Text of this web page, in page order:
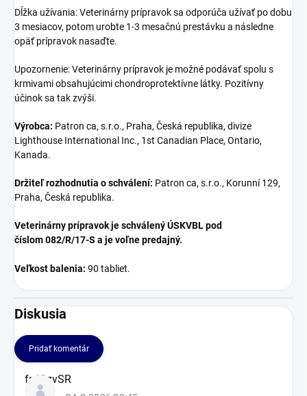
Dĺžka užívania: Veterinárny prípravok sa odporúča užívať po dobu
3 mesiacov, potom urobte 1-3 mesačnú prestávku a následne
opäť prípravok nasaďte.
Upozornenie: Veterinárny prípravok je možné podávať spolu s
krmivami obsahujúcimi chondroprotektívne látky. Pozitívny
účinok sa tak zvýši.
Výrobca: Patron ca, s.r.o., Praha, Česká republika, divize
Lighthouse International Inc., 1st Canadian Place, Ontario,
Kanada.
Držiteľ rozhodnutia o schválení: Patron ca, s.r.o., Korunní 129,
Praha, Česká republika.
Veterinárny prípravok je schválený ÚSKVBL pod
číslom 082/R/17-S a je voľne predajný.
Veľkost balenia: 90 tabliet.
Diskusia
Pridať komentár
fnfOzvSR